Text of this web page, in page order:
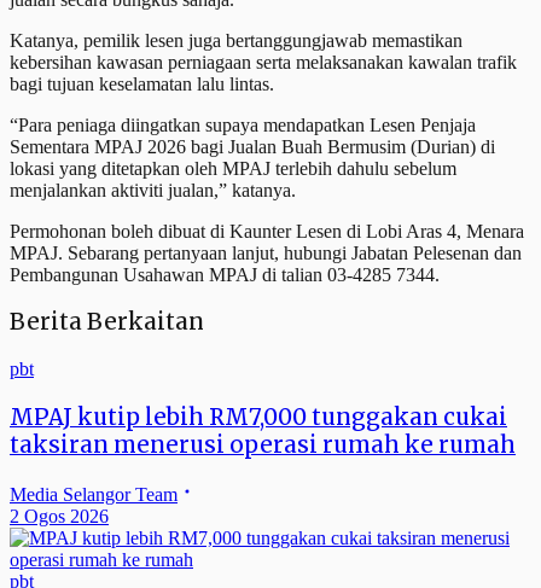
Katanya, pemilik lesen juga bertanggungjawab memastikan
kebersihan kawasan perniagaan serta melaksanakan kawalan trafik
bagi tujuan keselamatan lalu lintas.
“Para peniaga diingatkan supaya mendapatkan Lesen Penjaja
Sementara MPAJ 2026 bagi Jualan Buah Bermusim (Durian) di
lokasi yang ditetapkan oleh MPAJ terlebih dahulu sebelum
menjalankan aktiviti jualan,” katanya.
Permohonan boleh dibuat di Kaunter Lesen di Lobi Aras 4, Menara
MPAJ. Sebarang pertanyaan lanjut, hubungi Jabatan Pelesenan dan
Pembangunan Usahawan MPAJ di talian 03-4285 7344.
Berita Berkaitan
pbt
MPAJ kutip lebih RM7,000 tunggakan cukai
taksiran menerusi operasi rumah ke rumah
Media Selangor Team
2 Ogos 2026
pbt